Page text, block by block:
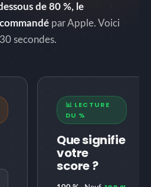
de 80 %, le
par Apple. Voici
secondes.
📊 LECTURE
DU %
Que signifie
votre
score ?